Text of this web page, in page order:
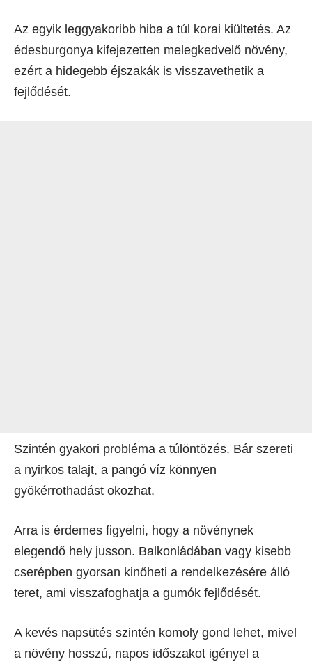
Az egyik leggyakoribb hiba a túl korai kiültetés. Az
édesburgonya kifejezetten melegkedvelő növény,
ezért a hidegebb éjszakák is visszavethetik a
fejlődését.
Szintén gyakori probléma a túlöntözés. Bár szereti
a nyirkos talajt, a pangó víz könnyen
gyökérrothadást okozhat.
Arra is érdemes figyelni, hogy a növénynek
elegendő hely jusson. Balkonládában vagy kisebb
cserépben gyorsan kinőheti a rendelkezésére álló
teret, ami visszafoghatja a gumók fejlődését.
A kevés napsütés szintén komoly gond lehet, mivel
a növény hosszú, napos időszakot igényel a